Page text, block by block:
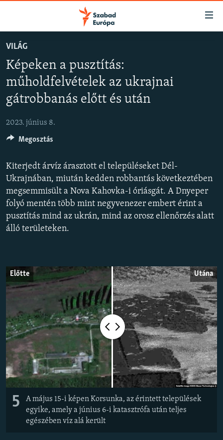
Akadálymentes
Ugrás
oldalra
Ugrás
AKTUÁLIS
PODCASTOK
VIDEÓK
ELEMZŐ
NER15
SZABADON
TÁRSADALOM
DEMOKRÁCIA
A PÉNZ NYOMÁBAN
EURÓPAI UNIÓ
KLÍMAVÁLTOZÁS
A MÚLT TANULSÁGAI
KÖVESSEN MINKET!
Valamennyi RFE/RL weboldal
VILÁG
Képeken a pusztítás:
műholdfelvételek az ukrajnai
gátrobbanás előtt és után
2023. június 8.
Kiterjedt árvíz árasztott el településeket Dél-
Ukrajnában, miután kedden robbantás következtében
megsemmisült a Nova Kahovka-i óriásgát. A Dnyeper
folyó mentén több mint negyvenezer embert érint a
pusztítás mind az ukrán, mind az orosz ellenőrzés alatt
álló területeken.
Előtte Utána
5
A május 15-i képen Korsunka, az érintett települések
egyike, amely a június 6-i katasztrófa után teljes
egészében víz alá került
Megosztás
FELIRATKOZÁS